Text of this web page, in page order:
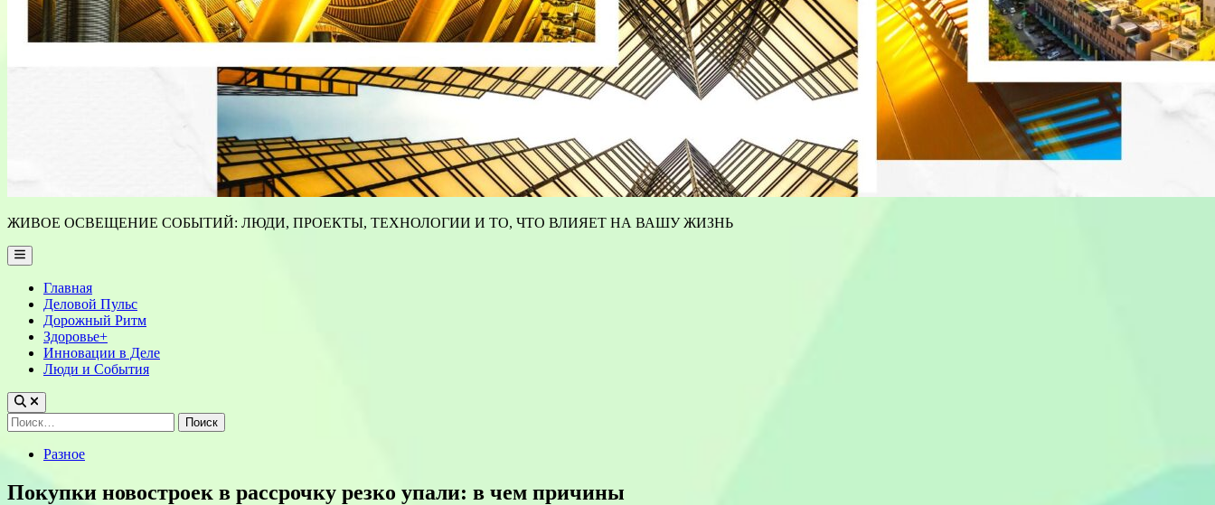
ЖИВОЕ ОСВЕЩЕНИЕ СОБЫТИЙ: ЛЮДИ, ПРОЕКТЫ, ТЕХНОЛОГИИ И ТО, ЧТО ВЛИЯЕТ НА ВАШУ ЖИЗНЬ
Main
Menu
Главная
Деловой Пульс
Дорожный Ритм
Здоровье+
Инновации в Деле
Люди и События
Найти:
PostedРазное
Покупки новостроек в рассрочку резко упали: в чем причины